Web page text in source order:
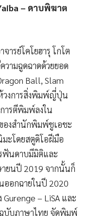
– ดาบพิฆาต
ารย์โคโยฮารุ โกโต
วามฉูดฉาดด้วยยอด
Ball, Slam
วงการสิ่งพิมพ์ญี่ปุ่น
ารตีพิมพ์ลงใน
องสำนักพิมพ์ชูเอชะ
ะโดยสตูดิโอฝีมือ
ฟันดาบมีมิติและ
ายนปี 2019 จากนั้นก็
อกฉายในปี 2020
– LiSA และ
บับภาษาไทย จัดพิมพ์